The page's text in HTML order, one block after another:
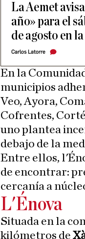
La Aemet
año» para el
de agosto en
Carlos Latorre
En la
municipios
Veo, Ayora,
Cofrentes,
uno plantea
debajo de la
Entre ellos,
de encontrar:
cercanía a
L'Énova
Situada en la
kilómetros de